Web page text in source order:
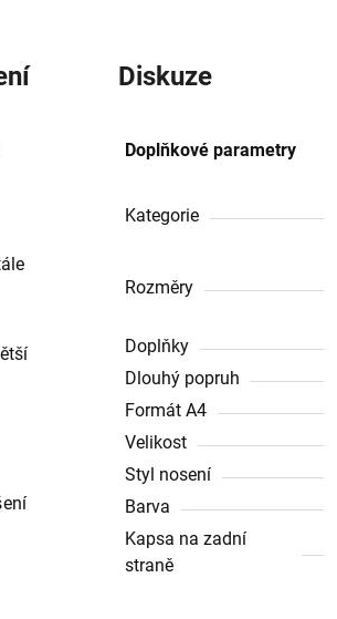
Diskuze
Doplňkové parametry
Kategorie
Rozměry
Doplňky
Dlouhý popruh
Formát A4
Velikost
Styl nosení
Barva
Kapsa na zadní
straně